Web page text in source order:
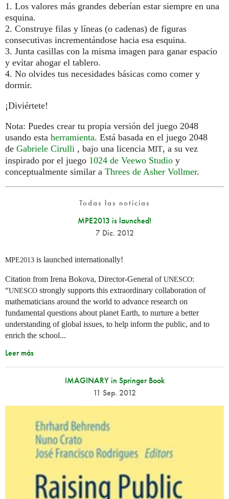
1. Los valores más grandes deberían estar siempre en una
esquina.
2. Construye filas y líneas (o cadenas) de figuras
consecutivas incrementándose hacia esa esquina.
3. Junta casillas con la misma imagen para ganar espacio
y evitar ahogar el tablero.
4. No olvides tus necesidades básicas como comer y
dormir.
¡Diviértete!
Nota: Puedes crear tu propia versión del juego 2048
usando esta herramienta. Está basada en el juego 2048
de Gabriele Cirulli , bajo una licencia MIT, a su vez
inspirado por el juego 1024 de Veewo Studio y
conceptualmente similar a Threes de Asher Vollmer.
Todas las noticias
MPE2013 is launched!
7 Dic. 2012
MPE2013 is launched internationally!
Citation from Irena Bokova, Director-General ofUNESCO:
“UNESCO strongly supports this extraordinary collaboration of
mathematicians around the world to advance research on
fundamental questions about planet Earth, to nurture a better
understanding of global issues, to help inform the public, and to
enrich the school...
Leer más
IMAGINARY in Springer Book
11 Sep. 2012